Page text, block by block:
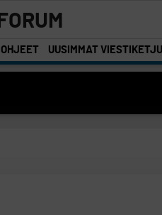
FORUM
OHJEET UUSIMMAT